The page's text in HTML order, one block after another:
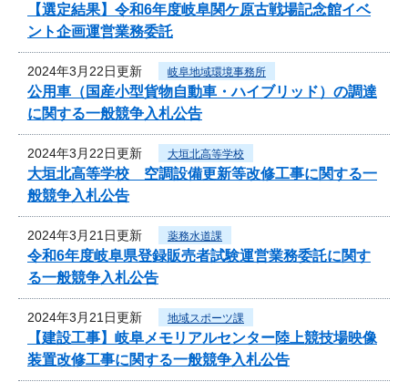
【選定結果】令和6年度岐阜関ケ原古戦場記念館イベ
ント企画運営業務委託
2024年3月22日更新 岐阜地域環境事務所
公用車（国産小型貨物自動車・ハイブリッド）の調達
に関する一般競争入札公告
2024年3月22日更新 大垣北高等学校
大垣北高等学校 空調設備更新等改修工事に関する一
般競争入札公告
2024年3月21日更新 薬務水道課
令和6年度岐阜県登録販売者試験運営業務委託に関す
る一般競争入札公告
2024年3月21日更新 地域スポーツ課
【建設工事】岐阜メモリアルセンター陸上競技場映像
装置改修工事に関する一般競争入札公告